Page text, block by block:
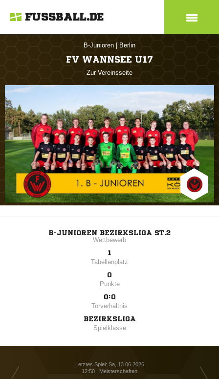
FUSSBALL.DE
B-Junioren Berlin
FV WANNSEE U17
Zur Vereinsseite
B-JUNIOREN BEZIRKSLIGA ST.2
Wettbewerb
1
Tabellenplatz
0
Punkte
0:0
Torverhältnis
BEZIRKSLIGA
Spielklasse
Letztes Spiel: Sa, 13.06.2026
12:50 | Meisterschaften